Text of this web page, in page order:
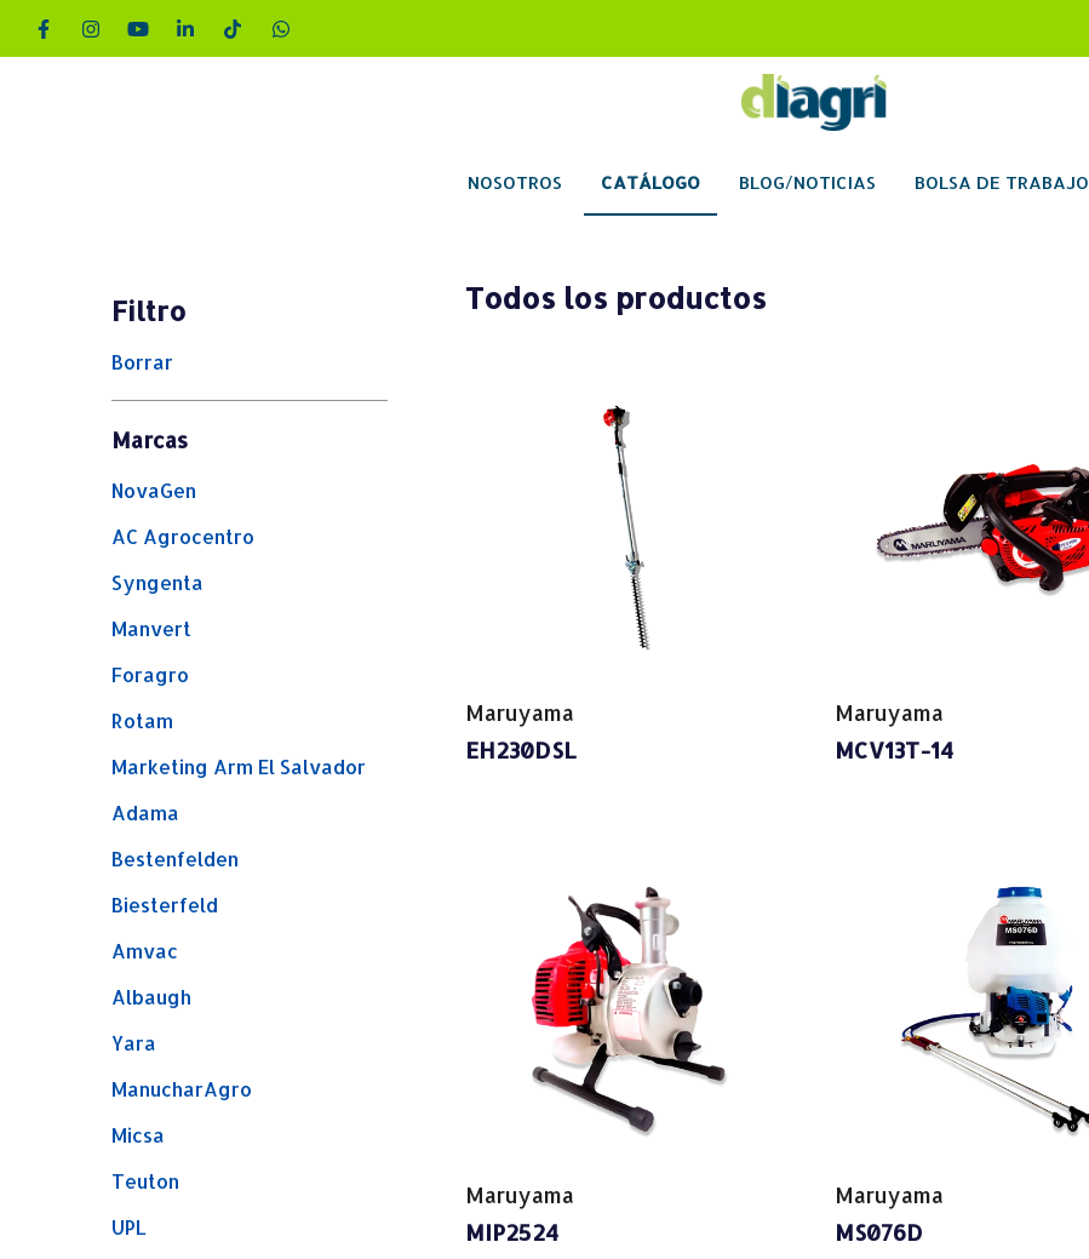
NOSOTROS CATÁLOGO BLOG/NOTICIAS BOLSA DE TRABAJO
Filtro
Borrar
Marcas
NovaGen
AC Agrocentro
Syngenta
Manvert
Foragro
Rotam
Marketing Arm El Salvador
Adama
Bestenfelden
Biesterfeld
Amvac
Albaugh
Yara
ManucharAgro
Micsa
Teuton
UPL
Todos los productos
Maruyama
EH230DSL
Maruyama
MCV13T-14
Maruyama
MIP2524
Maruyama
MS076D